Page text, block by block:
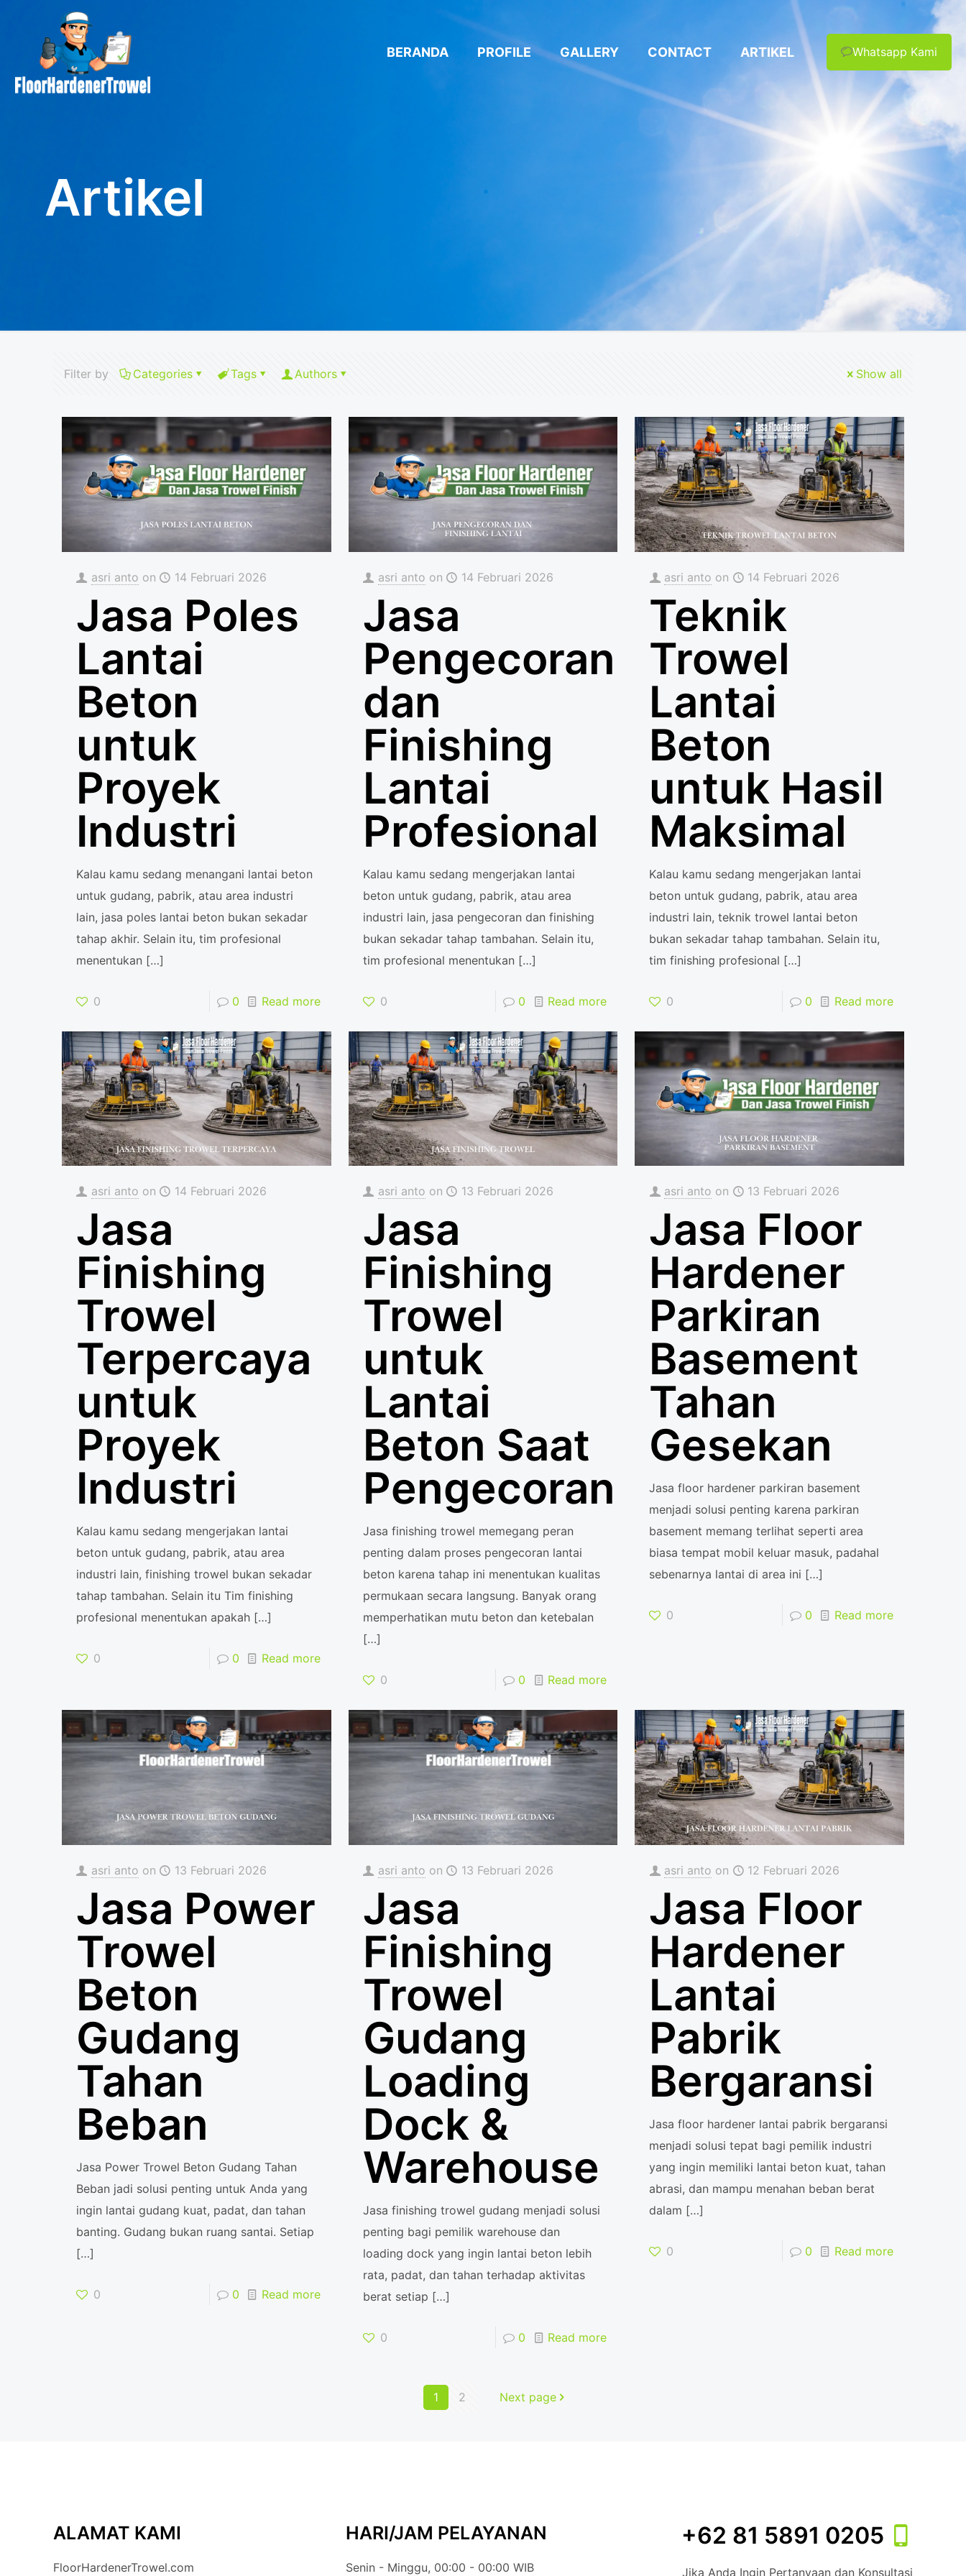
BERANDA PROFILE GALLERY CONTACT ARTIKEL Whatsapp Kami
Artikel
Filter by Categories Tags Authors Show all
asri anto on 14 Februari 2026
Jasa Poles
Lantai
Beton
untuk
Proyek
Industri
Kalau kamu sedang menangani lantai beton
untuk gudang, pabrik, atau area industri
lain, jasa poles lantai beton bukan sekadar
tahap akhir. Selain itu, tim profesional
menentukan […]
0 0 Read more
asri anto on 14 Februari 2026
Jasa
Pengecoran
dan
Finishing
Lantai
Profesional
Kalau kamu sedang mengerjakan lantai
beton untuk gudang, pabrik, atau area
industri lain, jasa pengecoran dan finishing
bukan sekadar tahap tambahan. Selain itu,
tim profesional menentukan […]
0 0 Read more
asri anto on 14 Februari 2026
Teknik
Trowel
Lantai
Beton
untuk Hasil
Maksimal
Kalau kamu sedang mengerjakan lantai
beton untuk gudang, pabrik, atau area
industri lain, teknik trowel lantai beton
bukan sekadar tahap tambahan. Selain itu,
tim finishing profesional […]
0 0 Read more
asri anto on 14 Februari 2026
Jasa
Finishing
Trowel
Terpercaya
untuk
Proyek
Industri
Kalau kamu sedang mengerjakan lantai
beton untuk gudang, pabrik, atau area
industri lain, finishing trowel bukan sekadar
tahap tambahan. Selain itu Tim finishing
profesional menentukan apakah[…]
0 0 Read more
asri anto on 13 Februari 2026
Jasa
Finishing
Trowel
untuk
Lantai
Beton Saat
Pengecoran
Jasa finishing trowel memegang peran
penting dalam proses pengecoran lantai
beton karena tahap ini menentukan kualitas
permukaan secara langsung. Banyak orang
memperhatikan mutu beton dan ketebalan
[…]
0 0 Read more
asri anto on 13 Februari 2026
Jasa Floor
Hardener
Parkiran
Basement
Tahan
Gesekan
Jasa floor hardener parkiran basement
menjadi solusi penting karena parkiran
basement memang terlihat seperti area
biasa tempat mobil keluar masuk, padahal
sebenarnya lantai di area ini […]
0 0 Read more
asri anto on 13 Februari 2026
Jasa Power
Trowel
Beton
Gudang
Tahan
Beban
Jasa Power Trowel Beton Gudang Tahan
Beban jadi solusi penting untuk Anda yang
ingin lantai gudang kuat, padat, dan tahan
banting. Gudang bukan ruang santai. Setiap
[…]
0 0 Read more
asri anto on 13 Februari 2026
Jasa
Finishing
Trowel
Gudang
Loading
Dock &
Warehouse
Jasa finishing trowel gudang menjadi solusi
penting bagi pemilik warehouse dan
loading dock yang ingin lantai beton lebih
rata, padat, dan tahan terhadap aktivitas
berat setiap […]
0 0 Read more
asri anto on 12 Februari 2026
Jasa Floor
Hardener
Lantai
Pabrik
Bergaransi
Jasa floor hardener lantai pabrik bergaransi
menjadi solusi tepat bagi pemilik industri
yang ingin memiliki lantai beton kuat, tahan
abrasi, dan mampu menahan beban berat
dalam […]
0 0 Read more
1 2 Next page
ALAMAT KAMI
FloorHardenerTrowel.com
HARI/JAM PELAYANAN
Senin - Minggu, 00:00 - 00:00 WIB
+62 81 5891 0205
Jika Anda Ingin Pertanyaan dan Konsultasi